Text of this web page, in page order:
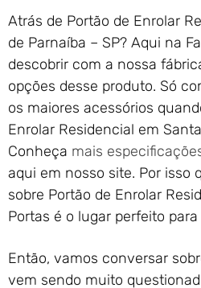
RJ
Atrás de Portão de Enrolar
de Parnaíba – SP? Aqui na
descobrir com a nossa
opções desse produto. Só
os maiores acessórios
Enrolar Residencial em
Conheça mais
aqui em nosso site. Por isso
sobre Portão de Enrolar
Portas é o lugar perfeito para
Então, vamos conversar
vem sendo muito